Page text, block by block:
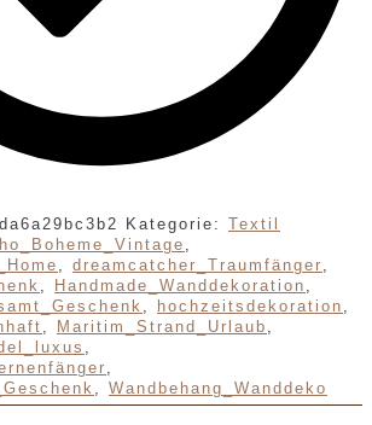
Kategorie: Textil
,
, dreamcatcher_Traumfänger ,
, Handmade_Wanddekoration ,
, hochzeitsdekoration ,
, Maritim_Strand_Urlaub ,
,
,
, Wandbehang_Wanddeko